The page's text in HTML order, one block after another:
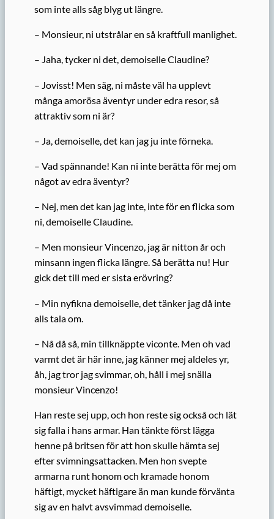
som inte alls såg blyg ut längre.
– Monsieur, ni utstrålar en så kraftfull manlighet.
– Jaha, tycker ni det, demoiselle Claudine?
– Jovisst! Men säg, ni måste väl ha upplevt
många amorösa äventyr under edra resor, så
attraktiv som ni är?
– Ja, demoiselle, det kan jag ju inte förneka.
– Vad spännande! Kan ni inte berätta för mej om
något av edra äventyr?
– Nej, men det kan jag inte, inte för en flicka som
ni, demoiselle Claudine.
– Men monsieur Vincenzo, jag är nitton år och
minsann ingen flicka längre. Så berätta nu! Hur
gick det till med er sista erövring?
– Min nyfiknademoiselle , det tänker jag då inte
alls tala om.
– Nå då så, min tillknäppte viconte. Men oh vad
varmt det är här inne, jag känner mej aldeles yr,
åh, jag tror jag svimmar, oh, håll i mej snälla
monsieur Vincenzo!
Han reste sej upp, och hon reste sig också och lät
sig falla i hans armar. Han tänkte först lägga
henne på britsen för att hon skulle hämta sej
efter svimningsattacken. Men hon svepte
armarna runt honom och kramade honom
häftigt, mycket häftigare än man kunde förvänta
sig av en halvt avsvimmad demoiselle.